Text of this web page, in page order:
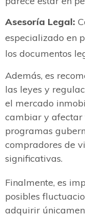
Asesoría Legal:
especializado en
los documentos
Además, es
las leyes y
el mercado
cambiar y afectar
programas
compradores de
significativas.
Finalmente, es
posibles
adquirir